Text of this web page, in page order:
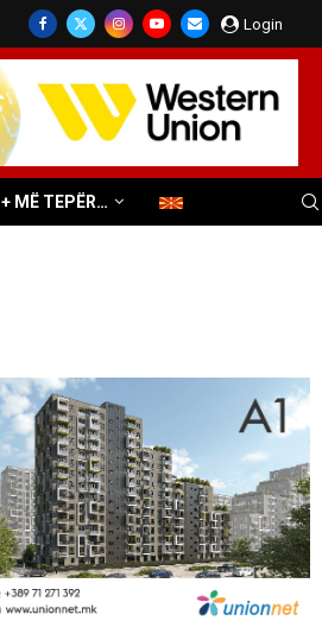
Login
+ MË TEPËR…